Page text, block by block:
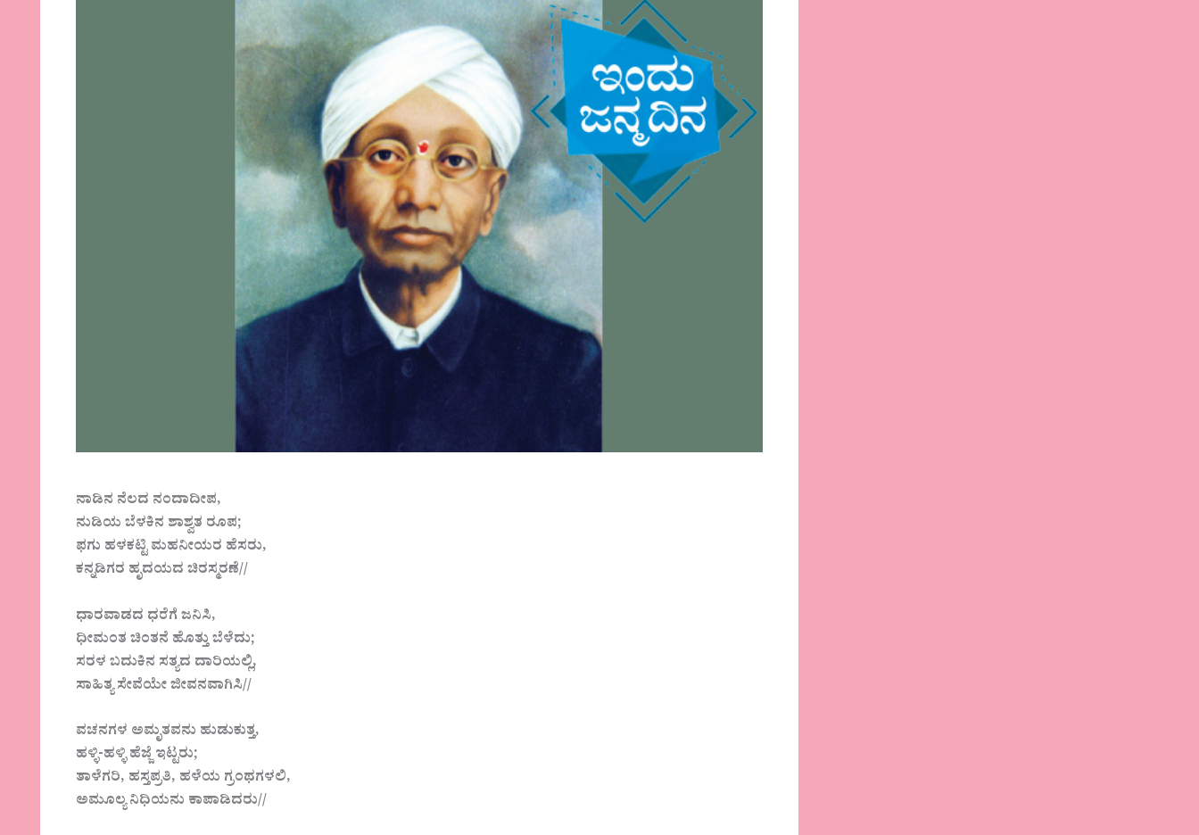
ನಾಡಿನ ನೆಲದ ನಂದಾದೀಪ,
ನುಡಿಯ ಬೆಳಕಿನ ಶಾಶ್ವತ ರೂಪ;
ಫಗು ಹಳಕಟ್ಟಿ ಮಹನೀಯರ ಹೆಸರು,
ಕನ್ನಡಿಗರ ಹೃದಯದ ಚಿರಸ್ಮರಣೆ//
ಧಾರವಾಡದ ಧರೆಗೆ ಜನಿಸಿ,
ಧೀಮಂತ ಚಿಂತನೆ ಹೊತ್ತು ಬೆಳೆದು;
ಸರಳ ಬದುಕಿನ ಸತ್ಯದ ದಾರಿಯಲ್ಲಿ,
ಸಾಹಿತ್ಯ ಸೇವೆಯೇ ಜೀವನವಾಗಿಸಿ//
ವಚನಗಳ ಅಮೃತವನು ಹುಡುಕುತ್ತ,
ಹಳ್ಳಿ-ಹಳ್ಳಿ ಹೆಜ್ಜೆ ಇಟ್ಟರು;
ತಾಳೆಗರಿ, ಹಸ್ತಪ್ರತಿ, ಹಳೆಯ ಗ್ರಂಥಗಳಲಿ,
ಅಮೂಲ್ಯ ನಿಧಿಯನು ಕಾಪಾಡಿದರು//